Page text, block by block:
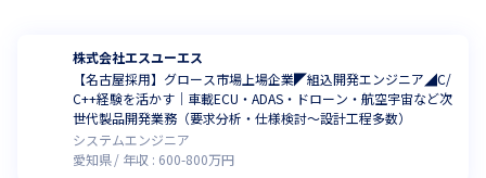
株式会社エスユーエス
【名古屋採用】グロース市場上場企業◤組込開発エンジニア◢C/
C++経験を活かす｜車載ECU・ADAS・ドローン・航空宇宙など次
世代製品開発業務（要求分析・仕様検討～設計工程多数）
システムエンジニア
愛知県
年収 : 600-800万円